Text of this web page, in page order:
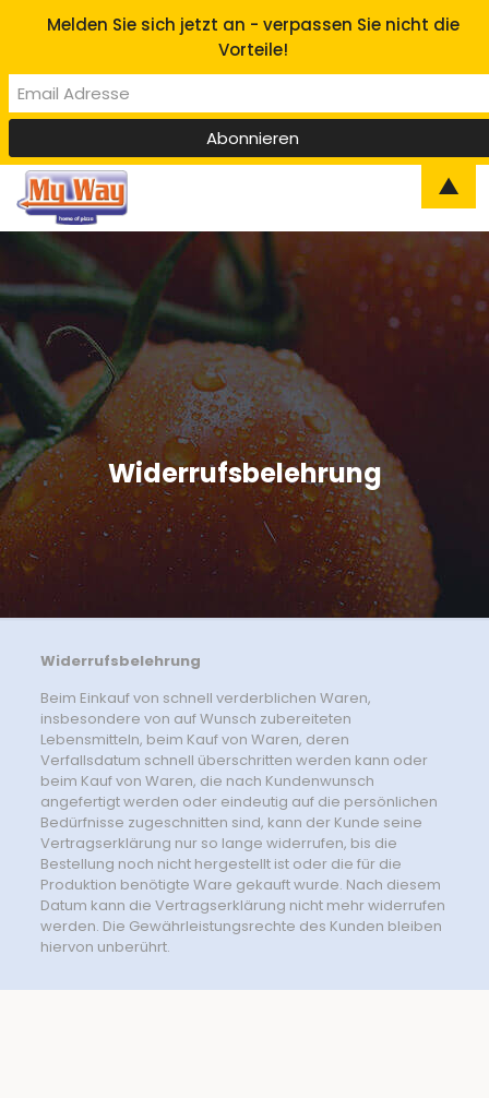
Widerrufsbelehrung
Widerrufsbelehrung
Beim Einkauf von schnell verderblichen Waren,
insbesondere von auf Wunsch zubereiteten
Lebensmitteln, beim Kauf von Waren, deren
Verfallsdatum schnell überschritten werden kann oder
beim Kauf von Waren, die nach Kundenwunsch
angefertigt werden oder eindeutig auf die persönlichen
Bedürfnisse zugeschnitten sind, kann der Kunde seine
Vertragserklärung nur so lange widerrufen, bis die
Bestellung noch nicht hergestellt ist oder die für die
Produktion benötigte Ware gekauft wurde. Nach diesem
Datum kann die Vertragserklärung nicht mehr widerrufen
werden. Die Gewährleistungsrechte des Kunden bleiben
hiervon unberührt.
Melden Sie sich jetzt an - verpassen Sie nicht die
Vorteile!
▲